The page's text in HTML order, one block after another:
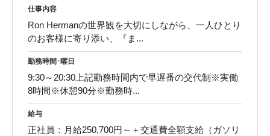
仕事内容
Ron Hermanの世界観を大切にしながら、一人ひとり
のお客様に寄り添い、『ま...
勤務時間･曜日
9:30～20:30上記勤務時間内で早遅番の交代制※実働
8時間※休憩90分※勤務時...
給与
正社員：月給250,700円～＋交通費全額支給（ガソリ